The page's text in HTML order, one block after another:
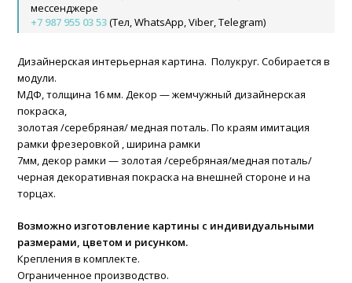
мессенджере
+7 987 955 03 53(Тел, WhatsApp, Viber, Telegram)
Дизайнерская интерьерная картина. Полукруг. Собирается в
модули.
МДФ, толщина 16 мм. Декор — жемчужный дизайнерская
покраска,
золотая /серебряная/ медная поталь. По краям имитация
рамки фрезеровкой , ширина рамки
7мм, декор рамки — золотая /серебряная/медная поталь/
черная декоративная покраска на внешней стороне и на
торцах.
Возможно изготовление картины с индивидуальными
размерами, цветом и рисунком.
Крепления в комплекте.
Ограниченное производство.